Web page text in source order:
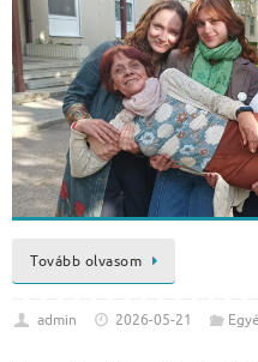
Tovább olvasom
admin 2026-05-21